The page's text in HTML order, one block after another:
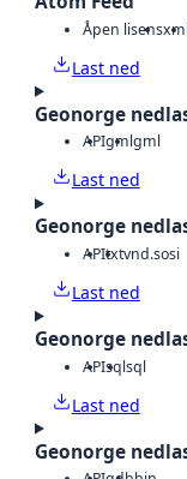
Åpen lisens
Last ned
Geonorge
APIgmlgml
Last ned
Geonorge
APItxtvnd.sosi
Last ned
Geonorge
APIsqlsql
Last ned
Geonorge